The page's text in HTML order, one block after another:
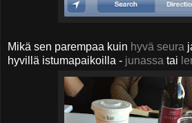
Mikä sen parempaa kuin hyvä seura
hyvillä istumapaikoilla - junassa tai